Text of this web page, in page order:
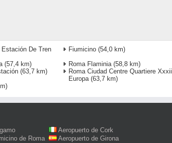
De Tren
Fiumicino (54,0 km)
(57,4 km) Roma Flaminia(58,8 km)
(63,7 km)
Roma Ciudad Centre Quartiere Xxxii
Europa(63,7 km)
Aeropuerto de Cork
de Roma Aeropuerto de Girona